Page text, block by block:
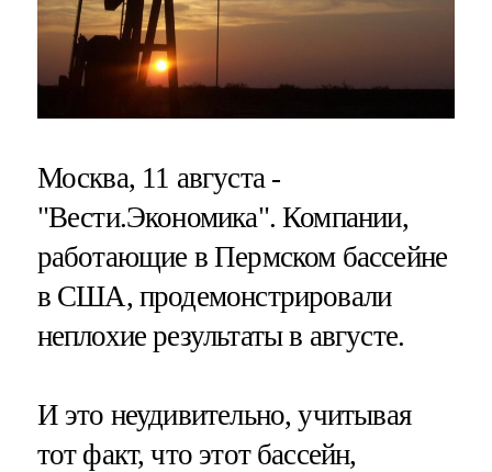
Москва, 11 августа -
"Вести.Экономика".Компании,
работающие в Пермском бассейне
в США, продемонстрировали
неплохие результаты в августе.
И это неудивительно, учитывая
тот факт, что этот бассейн,